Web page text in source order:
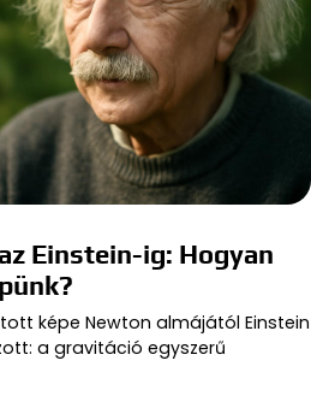
Einstein-ig: Hogyan
képe Newton almájától Einstein
a gravitáció egyszerű